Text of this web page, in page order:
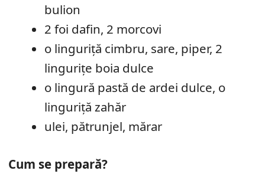
bulion
2 foi dafin, 2 morcovi
o linguriţă cimbru, sare, piper, 2
linguriţe boia dulce
o lingură pastă de ardei dulce, o
linguriţă zahăr
ulei, pătrunjel, mărar
Cum se prepară?